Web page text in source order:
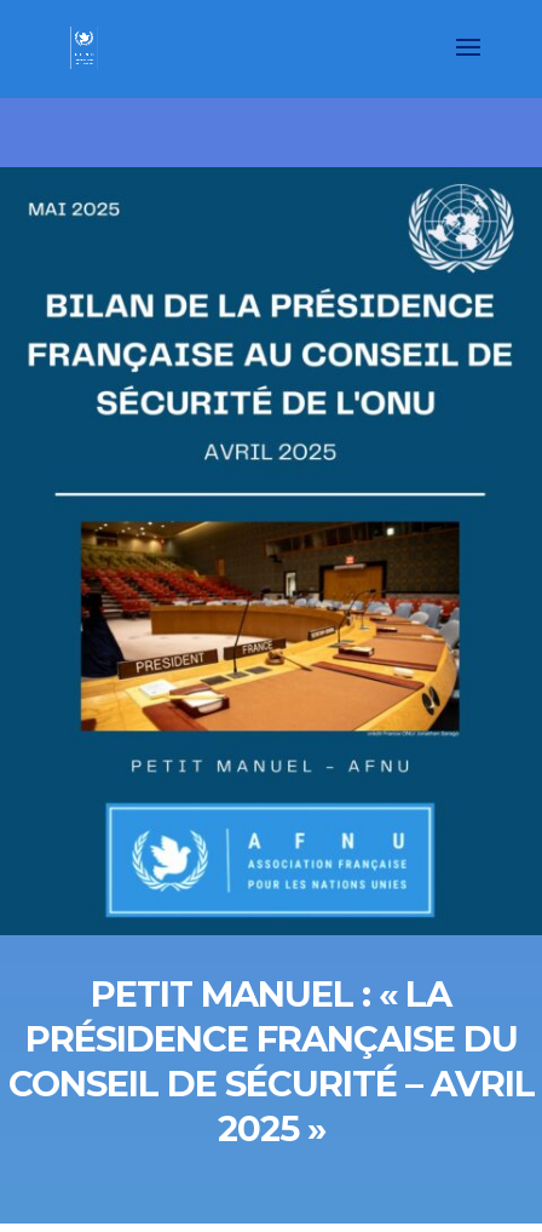
PETIT MANUEL : « LA
PRÉSIDENCE FRANÇAISE DU
CONSEIL DE SÉCURITÉ – AVRIL
2025 »